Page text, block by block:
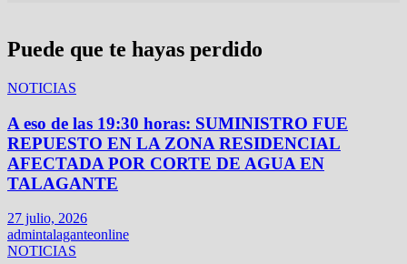
Puede que te hayas perdido
NOTICIAS
A eso de las 19:30 horas: SUMINISTRO FUE
REPUESTO EN LA ZONA RESIDENCIAL
AFECTADA POR CORTE DE AGUA EN
TALAGANTE
27 julio, 2026
admintalaganteonline
NOTICIAS